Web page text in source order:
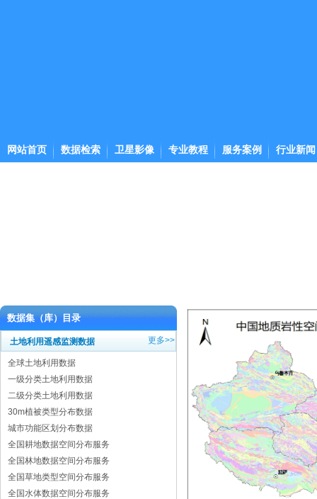
网站首页 数据检索 卫星影像 专业教程 服务案例 行业新闻
数据集（库）目录
土地利用遥感监测数据 更多>>
全球土地利用数据
一级分类土地利用数据
二级分类土地利用数据
30m植被类型分布数据
城市功能区划分布数据
全国耕地数据空间分布服务
全国林地数据空间分布服务
全国草地类型空间分布服务
全国水体数据空间分布服务